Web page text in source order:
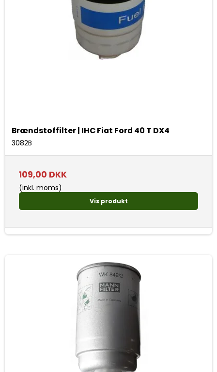
Brændstoffilter | IHC Fiat Ford 40 T DX4
3082B
109,00 DKK
(inkl. moms)
Vis produkt